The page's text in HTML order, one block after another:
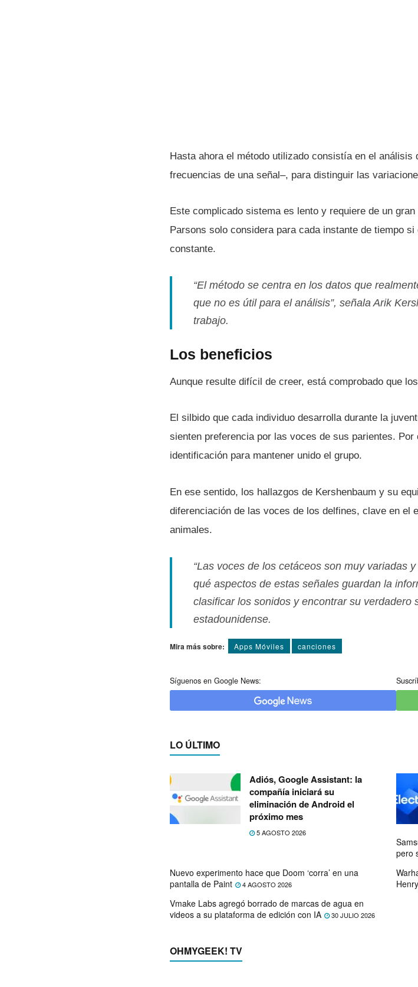
Hasta ahora el método utilizado consistí­a en el
frecuencias de una señal–, para distinguir las
Este complicado sistema es lento y requiere de un
Parsons solo considera para cada instante de tiempo
constante.
“El método se centra en los datos que
que no es útil para el análisis”, señala Arik
trabajo.
Los beneficios
Aunque resulte difí­cil de creer, está comprobado que
El silbido que cada individuo desarrolla durante la
sienten preferencia por las voces de sus parientes.
identificación para mantener unido el grupo.
En ese sentido, los hallazgos de Kershenbaum y su
diferenciación de las voces de los delfines, clave en el
animales.
“Las voces de los cetáceos son muy variadas
qué aspectos de estas señales guardan la
clasificar los sonidos y encontrar su verdadero
estadounidense.
Mira más sobre: Apps Móviles canciones
Síguenos en Google News:
LO ÚLTIMO
Adiós, Google Assistant: la
compañía iniciará su
eliminación de Android el
próximo mes
5 AGOSTO 2026
pero
Nuevo experimento hace que Doom ‘corra’ en una
pantalla de Paint
4 AGOSTO 2026
Vmake Labs agregó borrado de marcas de agua en
videos a su plataforma de edición con IA
30 JULIO 2026
OHMYGEEK! TV